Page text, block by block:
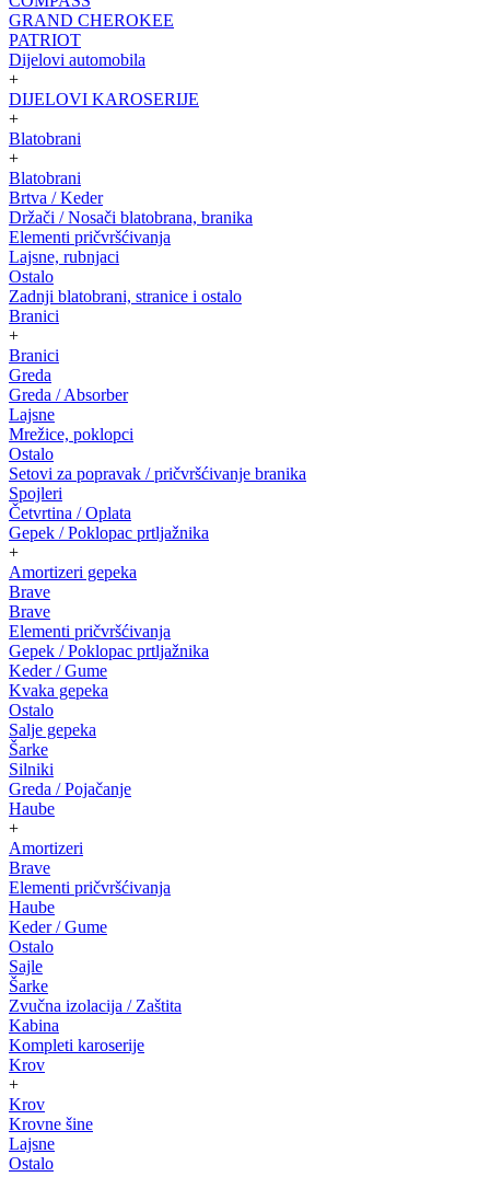
GRAND CHEROKEE
PATRIOT
Dijelovi automobila
+
DIJELOVI KAROSERIJE
+
Blatobrani
+
Blatobrani
Brtva / Keder
Držači / Nosači blatobrana, branika
Elementi pričvršćivanja
Lajsne, rubnjaci
Ostalo
Zadnji blatobrani, stranice i ostalo
Branici
+
Branici
Greda
Greda / Absorber
Lajsne
Mrežice, poklopci
Ostalo
Setovi za popravak / pričvršćivanje branika
Spojleri
Četvrtina / Oplata
Gepek / Poklopac prtljažnika
+
Amortizeri gepeka
Brave
Brave
Elementi pričvršćivanja
Gepek / Poklopac prtljažnika
Keder / Gume
Kvaka gepeka
Ostalo
Salje gepeka
Šarke
Silniki
Greda / Pojačanje
Haube
+
Amortizeri
Brave
Elementi pričvršćivanja
Haube
Keder / Gume
Ostalo
Sajle
Šarke
Zvučna izolacija / Zaštita
Kabina
Kompleti karoserije
Krov
+
Krov
Krovne šine
Lajsne
Ostalo